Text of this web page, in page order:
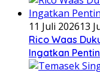
11 Juli 202613
Rico Waas
Ingatkan